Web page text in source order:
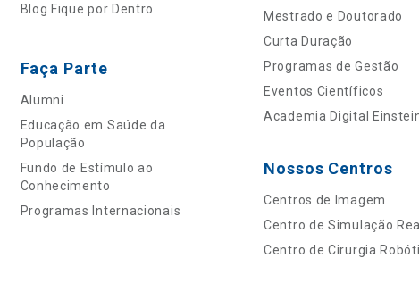
Blog Fique por Dentro
Faça Parte
Alumni
Educação em Saúde da
População
Fundo de Estímulo ao
Conhecimento
Programas Internacionais
Mestrado e Doutorado
Curta Duração
Programas de Gestão
Eventos Científicos
Academia Digital
Nossos Centros
Centros de Imagem
Centro de Simulação
Centro de Cirurgia